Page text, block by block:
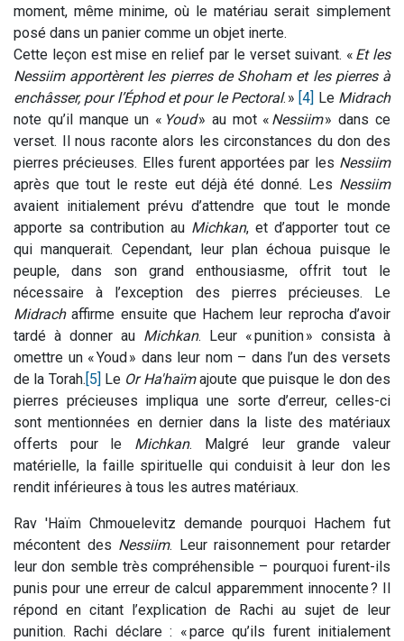
moment, même minime, où le matériau serait simplement
posé dans un panier comme un objet inerte.
Cette leçon est mise en relief par le verset suivant. « Et les
Nessiim apportèrent les pierres de Shoham et les pierres à
enchâsser, pour l’Éphod et pour le Pectoral. » [4] Le Midrach
note qu’il manque un « Youd» au mot « Nessiim» dans ce
verset. Il nous raconte alors les circonstances du don des
pierres précieuses. Elles furent apportées par les Nessiim
après que tout le reste eut déjà été donné. Les Nessiim
avaient initialement prévu d’attendre que tout le monde
apporte sa contribution au Michkan, et d’apporter tout ce
qui manquerait. Cependant, leur plan échoua puisque le
peuple, dans son grand enthousiasme, offrit tout le
nécessaire à l’exception des pierres précieuses. Le
Midrachaffirme ensuite que Hachem leur reprocha d’avoir
tardé à donner au Michkan. Leur « punition » consista à
omettre un « Youd » dans leur nom – dans l’un des versets
de la Torah.[5] Le Or Ha'haïmajoute que puisque le don des
pierres précieuses impliqua une sorte d’erreur, celles-ci
sont mentionnées en dernier dans la liste des matériaux
offerts pour le Michkan. Malgré leur grande valeur
matérielle, la faille spirituelle qui conduisit à leur don les
rendit inférieures à tous les autres matériaux.
Rav 'Haïm Chmouelevitz demande pourquoi Hachem fut
mécontent des Nessiim. Leur raisonnement pour retarder
leur don semble très compréhensible – pourquoi furent-ils
punis pour une erreur de calcul apparemment innocente ? Il
répond en citant l’explication de Rachi au sujet de leur
punition. Rachi déclare : « parce qu’ils furent initialement